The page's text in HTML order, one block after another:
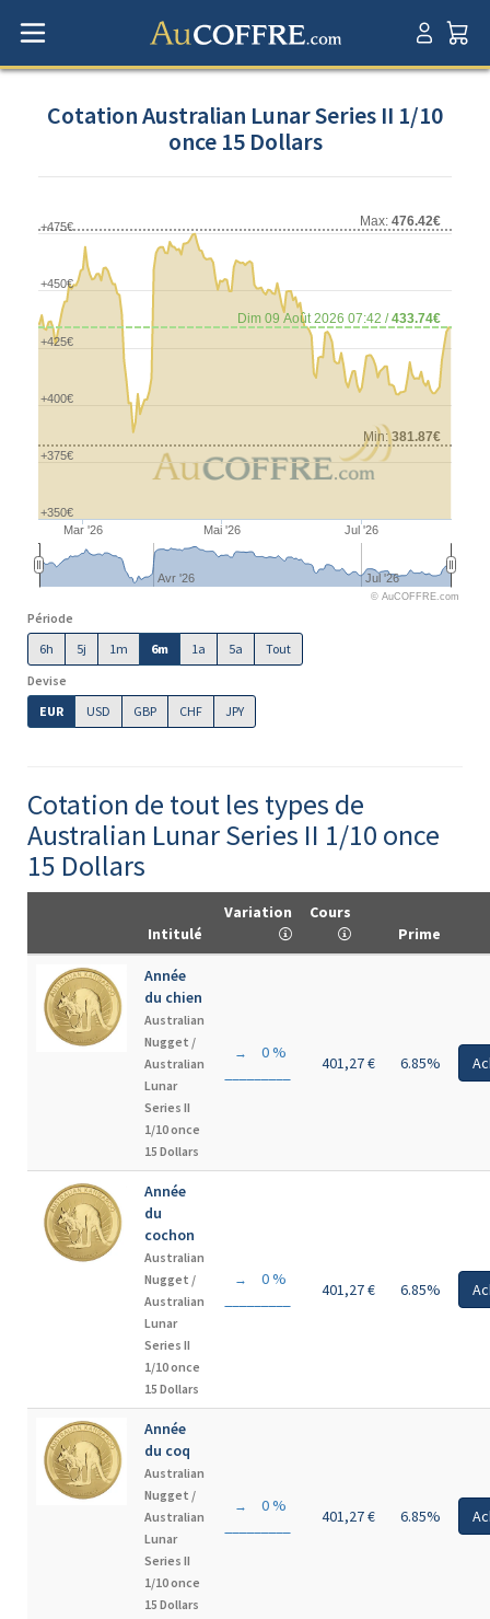
Cotation Australian Lunar Series II 1/10
once 15 Dollars
Min:381.87€
Max: 476.42€
Dim 09 Août 2026 07:42 /433.74€
Mar '26 Mai '26 Jul '26
Avr '26 Jul '26
+400€
+350€
+375€
+425€
+450€
+475€
© AuCOFFRE.com
Période
6h
5j 1m 6m 1a 5a
Tout
Devise
EUR
USD GBP CHF JPY
Cotation de tout les types de
Australian Lunar Series II 1/10 once
15 Dollars
Intitulé
Variation
Cours
Prime
Année
du chien
Australian
Nugget /
Australian
Lunar
Series II
1/10 once
15 Dollars
→ 0 %
401,27 € 6.85%
Année
du
cochon
Australian
Nugget /
Australian
Lunar
Series II
1/10 once
15 Dollars
→ 0 %
401,27 € 6.85%
Année
du coq
Australian
Nugget /
Australian
Lunar
Series II
1/10 once
15 Dollars
→ 0 %
401,27 € 6.85%